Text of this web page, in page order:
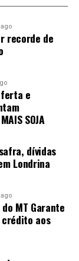
que uma
risco para
nacional
de ser local
brasileiro.
chegou.
resultado,
problema
recorde de
e
SOJA
dívidas
Londrina
MT Garante
aos